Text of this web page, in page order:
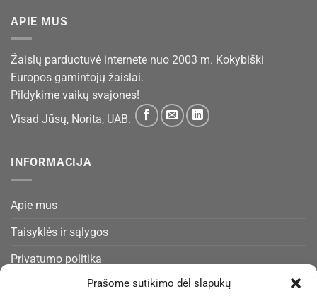
Prašome sutikimo dėl slapukų
APIE MUS
Žaislų parduotuvė internete nuo 2003 m. Kokybiški
Europos gamintojų žaislai.
Pildykime vaikų svajones!
Visad Jūsų, Norita, UAB.
INFORMACIJA
Apie mus
Taisyklės ir sąlygos
Privatumo politika
Slapukų politika